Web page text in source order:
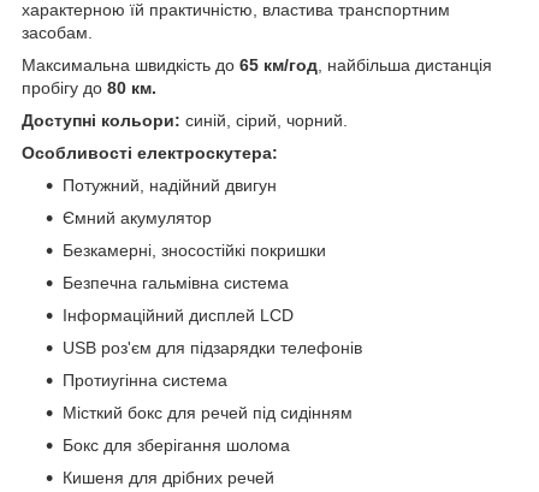
характерною їй практичністю, властива транспортним
засобам.
Максимальна швидкість до 65 км/год , найбільша дистанція
пробігу до 80 км.
Доступні кольори: синій, сірий, чорний.
Особливості електроскутера:
Потужний, надійний двигун
Ємний акумулятор
Безкамерні, зносостійкі покришки
Безпечна гальмівна система
Інформаційний дисплей LCD
USB роз'єм для підзарядки телефонів
Протиугінна система
Місткий бокс для речей під сидінням
Бокс для зберігання шолома
Кишеня для дрібних речей